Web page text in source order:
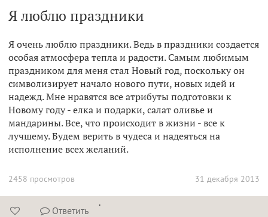
Я люблю праздники
Я очень люблю праздники. Ведь в праздники создается
особая атмосфера тепла и радости. Самым любимым
праздником для меня стал Новый год, поскольку он
символизирует начало нового пути, новых идей и
надежд. Мне нравятся все атрибуты подготовки к
Новому году - елка и подарки, салат оливье и
мандарины. Все, что происходит в жизни - все к
лучшему. Будем верить в чудеса и надеяться на
исполнение всех желаний.
31 декабря 2013
2458 просмотров
  Ответить
.